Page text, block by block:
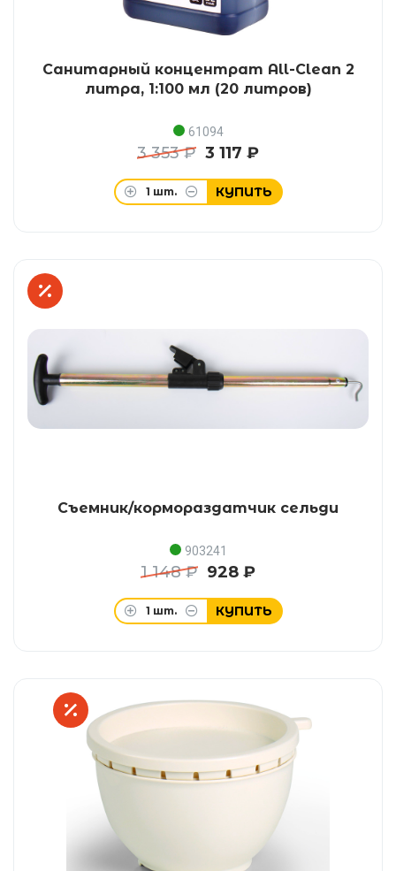
Санитарный концентрат All-Clean 2
литра, 1:100 мл (20 литров)
61094
3 353 ₽ 3 117 ₽
1 шт. КУПИТЬ
Съемник/кормораздатчик сельди
903241
1 148 ₽ 928 ₽
1 шт. КУПИТЬ